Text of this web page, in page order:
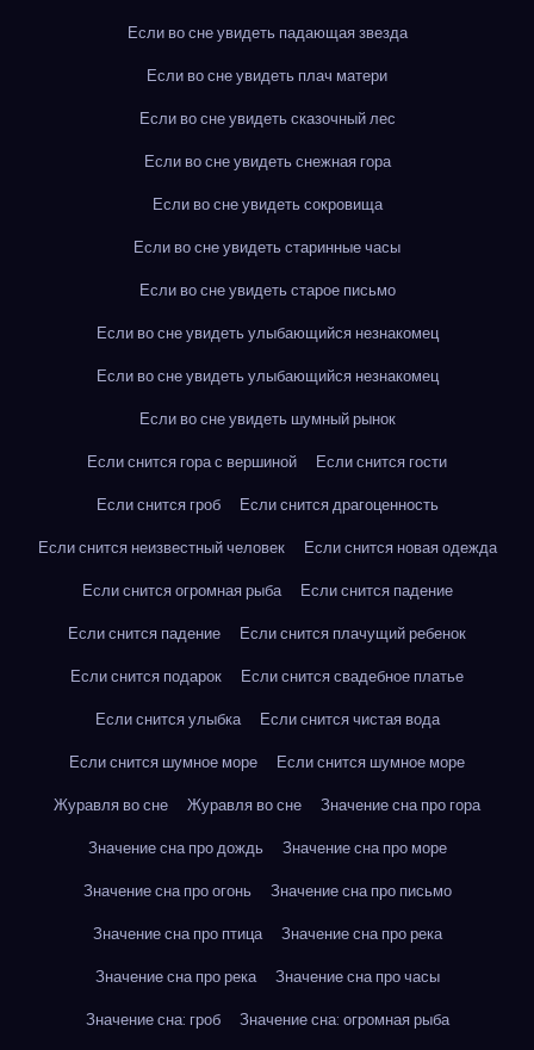
Если во сне увидеть падающая звезда
Если во сне увидеть плач матери
Если во сне увидеть сказочный лес
Если во сне увидеть снежная гора
Если во сне увидеть сокровища
Если во сне увидеть старинные часы
Если во сне увидеть старое письмо
Если во сне увидеть улыбающийся незнакомец
Если во сне увидеть улыбающийся незнакомец
Если во сне увидеть шумный рынок
Если снится гора с вершиной
Если снится гости
Если снится гроб
Если снится драгоценность
Если снится неизвестный человек
Если снится новая одежда
Если снится огромная рыба
Если снится падение
Если снится падение
Если снится плачущий ребенок
Если снится подарок
Если снится свадебное платье
Если снится улыбка
Если снится чистая вода
Если снится шумное море
Если снится шумное море
Журавля во сне
Журавля во сне
Значение сна про гора
Значение сна про дождь
Значение сна про море
Значение сна про огонь
Значение сна про письмо
Значение сна про птица
Значение сна про река
Значение сна про река
Значение сна про часы
Значение сна: гроб
Значение сна: огромная рыба